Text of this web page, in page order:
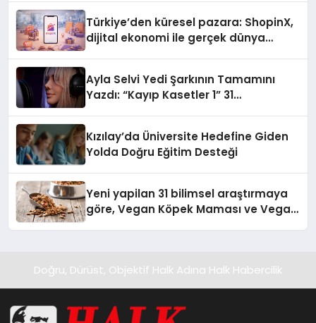
Türkiye’den küresel pazara: ShopinX,
dijital ekonomi ile gerçek dünya
Ayla Selvi Yedi Şarkının Tamamını
Yazdı: “Kayıp Kasetler 1” 31
Kızılay’da Üniversite Hedefine Giden
Yolda Doğru Eğitim Desteği
Yeni yapilan 31 bilimsel araştırmaya
göre, Vegan Köpek Maması ve Vegan
Doğru, Dürüst, Objektif Halk Adına Halk Habercilik